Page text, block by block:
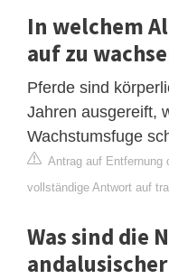
In welchem
auf zu
Pferde sind
Jahren ausgereift,
Wachstumsfuge
Antrag auf Entfernung
vollständige Antwort auf
Was sind die